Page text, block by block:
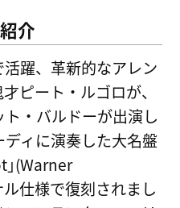
介
躍、革新的なアレン
ピート・ルゴロが、
・バルドーが出演し
ィに演奏した大名盤
(Warner
仕様で復刻されまし